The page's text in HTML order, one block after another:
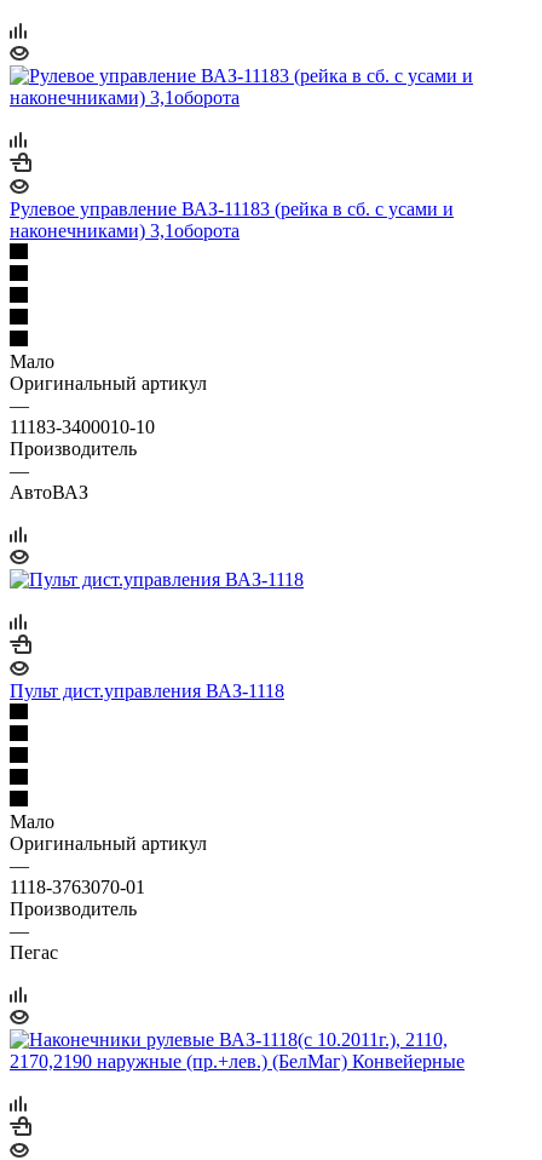
Рулевое управление ВАЗ-11183 (рейка в сб. с усами и
наконечниками) 3,1оборота
Мало
Оригинальный артикул
—
11183-3400010-10
Производитель
—
АвтоВАЗ
Пульт дист.управления ВАЗ-1118
Мало
Оригинальный артикул
—
1118-3763070-01
Производитель
—
Пегас